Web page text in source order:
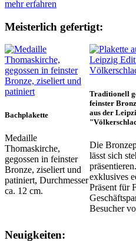
mehr erfahren
Meisterlich gefertigt:
Bachplakette
Medaille
Thomaskirche,
gegossen in feinster
Bronze, ziseliert und
patiniert, Durchmesser
ca. 12 cm.
Traditionell
feinster
aus der
Die
lässt sich
exklusives
Präsent für
Besucher
Neuigkeiten: